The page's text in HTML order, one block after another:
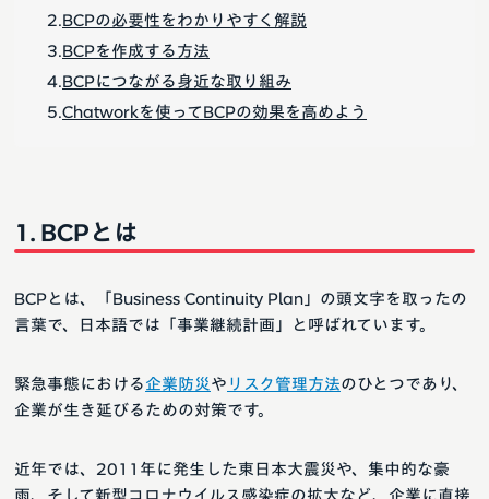
BCPの必要性をわかりやすく解説
BCPを作成する方法
BCPにつながる身近な取り組み
Chatworkを使ってBCPの効果を高めよう
BCPとは
BCPとは、「Business Continuity Plan」の頭文字を取ったの
言葉で、日本語では「事業継続計画」と呼ばれています。
緊急事態における 企業防災 や リスク管理方法のひとつであり、
企業が生き延びるための対策です。
近年では、2011年に発生した東日本大震災や、集中的な豪
雨、そして新型コロナウイルス感染症の拡大など、企業に直接